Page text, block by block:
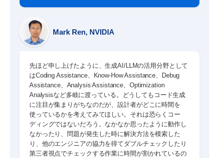
Mark Ren, NVIDIA
先ほど申し上げたように、生成AI/LLMの活用分野として
はCoding Assistance、Know-How Assistance、Debug
Assistance、Analysis Assistance、Optimization
Analysisなど多岐に渡っている。どうしてもコード生成
に注目が集まりがちなのだが、設計者がどこに時間を
使っているかを考えてみてほしい。それは恐らくコー
ディングではないだろう。なかなか思ったように動作し
なかったり、問題が発生した時に解決方法を模索した
り、他のエンジニアの協力を得てダブルチェックしたり
第三者視点でチェックする作業に時間が割かれているの